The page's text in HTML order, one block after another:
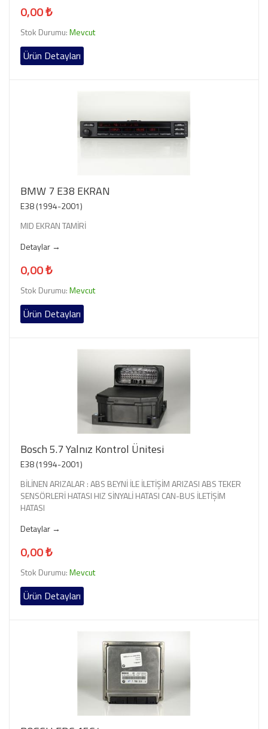
0,00 ₺
Stok Durumu:Mevcut
Ürün Detayları
BMW 7 E38 EKRAN
E38 (1994-2001)
MID EKRAN TAMİRİ
Detaylar →
0,00 ₺
Stok Durumu:Mevcut
Ürün Detayları
Bosch 5.7 Yalnız Kontrol Ünitesi
E38 (1994-2001)
BİLİNEN ARIZALAR : ABS BEYNİ İLE İLETİŞİM ARIZASI ABS TEKER
SENSÖRLERİ HATASI HIZ SİNYALİ HATASI CAN-BUS İLETİŞİM
HATASI
Detaylar →
0,00 ₺
Stok Durumu:Mevcut
Ürün Detayları